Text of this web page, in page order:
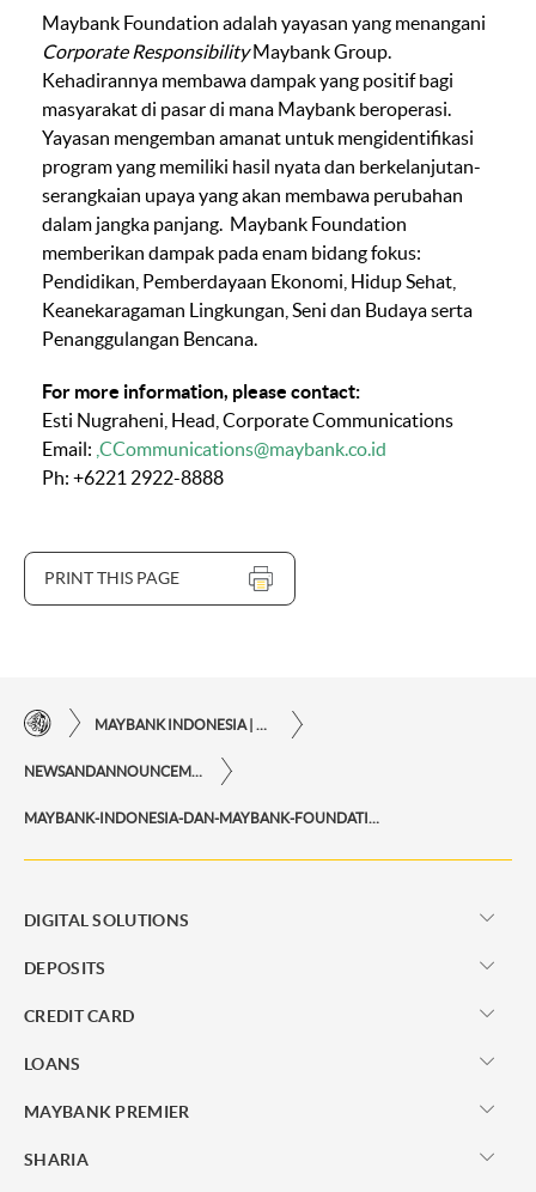
Maybank Foundation adalah yayasan yang menangani
Corporate ResponsibilityMaybank Group.
Kehadirannya membawa dampak yang positif bagi
masyarakat di pasar di mana Maybank beroperasi.
Yayasan mengemban amanat untuk mengidentifikasi
program yang memiliki hasil nyata dan berkelanjutan-
serangkaian upaya yang akan membawa perubahan
dalam jangka panjang. Maybank Foundation
memberikan dampak pada enam bidang fokus:
Pendidikan, Pemberdayaan Ekonomi, Hidup Sehat,
Keanekaragaman Lingkungan, Seni dan Budaya serta
Penanggulangan Bencana.
For more information, please contact:
Esti Nugraheni, Head, Corporate Communications
Email: CCommunications@maybank.co.id
Ph: +6221 2922-8888
PRINT THIS PAGE
DIGITAL SOLUTIONS
DEPOSITS
CREDIT CARD
LOANS
MAYBANK PREMIER
SHARIA